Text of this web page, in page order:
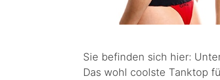
Sie befinden sich hier:
Das wohl coolste Tanktop